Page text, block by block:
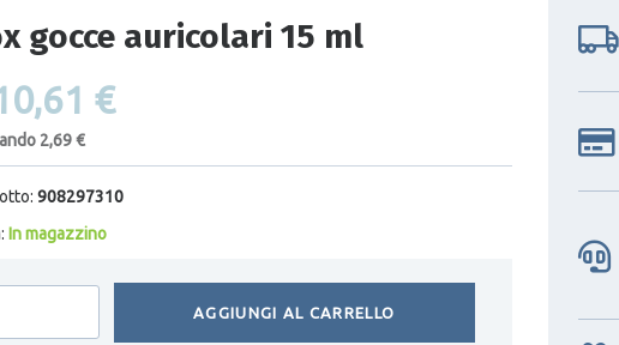
gocce auricolari 15 ml
€
2,69 €
908297310
In magazzino
AGGIUNGI AL CARRELLO